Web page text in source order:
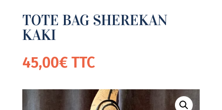
TOTE BAG SHEREKAN
KAKI
45,00€ TTC